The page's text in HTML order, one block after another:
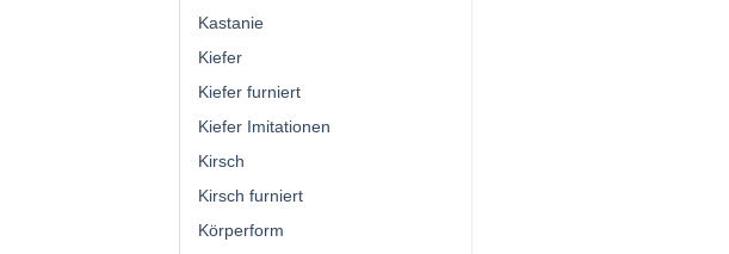
Kastanie
Kiefer
Kiefer furniert
Kiefer Imitationen
Kirsch
Kirsch furniert
Körperform